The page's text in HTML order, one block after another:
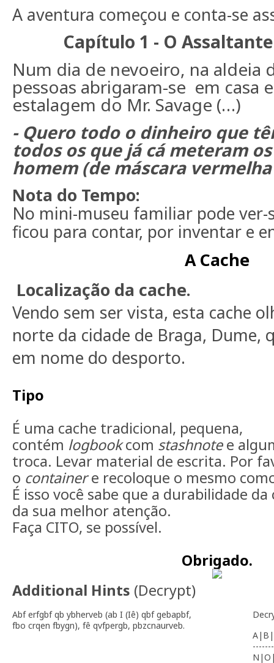
A aventura começou e conta-se
Capítulo 1 - O
Num dia de nevoeiro, na aldeia
pessoas abrigaram-se em casa
estalagem do Mr. Savage (…)
- Quero todo o dinheiro que
todos os que já cá meteram
homem (de máscara
Nota do Tempo:
No mini-museu familiar pode ver-
ficou para contar, por inventar e
A Cache
Localização da cache.
Vendo sem ser vista, esta cache
norte da cidade de Braga, Dume,
em nome do desporto.
Tipo
É uma cache tradicional, pequena,
contém logbook com stashnote e
troca. Levar material de escrita. Por
o container e recoloque o mesmo
É isso você sabe que a durabilidade
da sua melhor atenção.
Faça CITO, se possível.
Obrigado.
Additional Hints (Decrypt)
Abf erfgbf qb ybherveb (ab I (Iê) qbf gebapbf,
fbo crqen fbygn), fê qvfpergb, pbzcnaurveb.